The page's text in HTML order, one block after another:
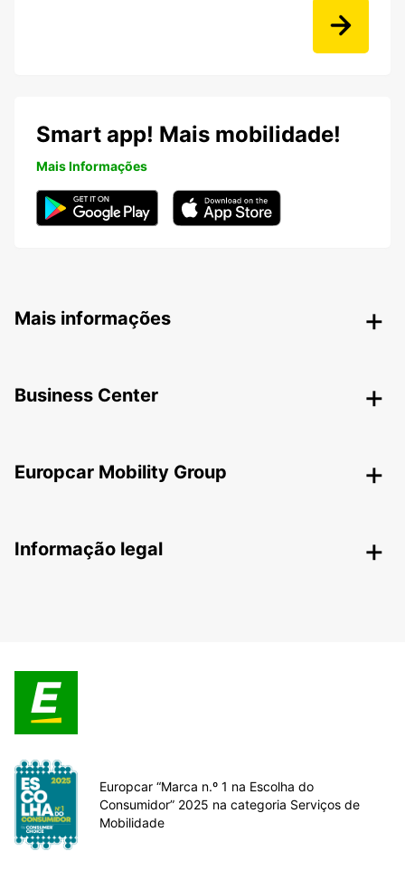
Smart app! Mais mobilidade!
Mais Informações
Mais informações
Business Center
Europcar Mobility Group
Informação legal
Europcar “Marca n.º 1 na Escolha do
Consumidor” 2025 na categoria Serviços de
Mobilidade